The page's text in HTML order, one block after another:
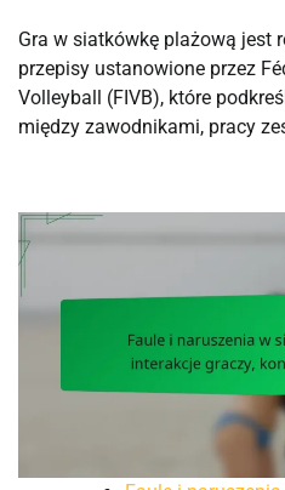
Gra w siatkówkę plażową jest
przepisy ustanowione przez
Volleyball (FIVB), które
między zawodnikami, pracy